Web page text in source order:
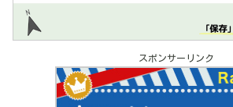
スポンサーリンク